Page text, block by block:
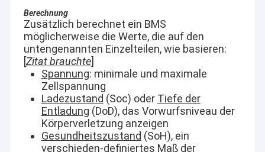
Berechnung
Zusätzlich berechnet ein BMS
möglicherweise die Werte, die auf den
untengenannten Einzelteilen, wie basieren:
[Zitat brauchte]
Spannung: minimale und maximale
Zellspannung
Ladezustand (Soc) oder Tiefe der
Entladung (DoD), das Vorwurfsniveau der
Körperverletzung anzeigen
Gesundheitszustand (SoH), ein
verschieden-definiertes Maß der